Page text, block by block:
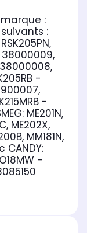
:
:
RSK205PN,
38000009,
-
-
ME201N,
ME202X,
MM181N,
-